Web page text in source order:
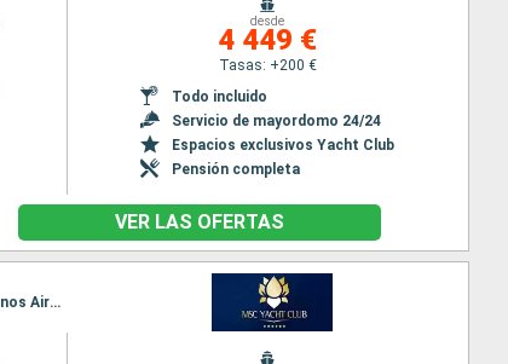
desde
4 449 €
Tasas: +200 €
Todo incluido
Servicio de mayordomo 24/24
Espacios exclusivos Yacht Club
Pensión completa
VER LAS OFERTAS
Itinerario : Buenos Aires, Rio de Janeiro, Armacao dos Buzios, Ilhabella, Camboriú, Punta del Este, Buenos Aires